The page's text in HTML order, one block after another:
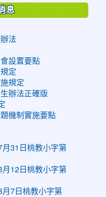
息
法
設置要點
定
規定
辦法正確版
機制實施要點
31日桃教小字第
12日桃教小字第
7日桃教小字第